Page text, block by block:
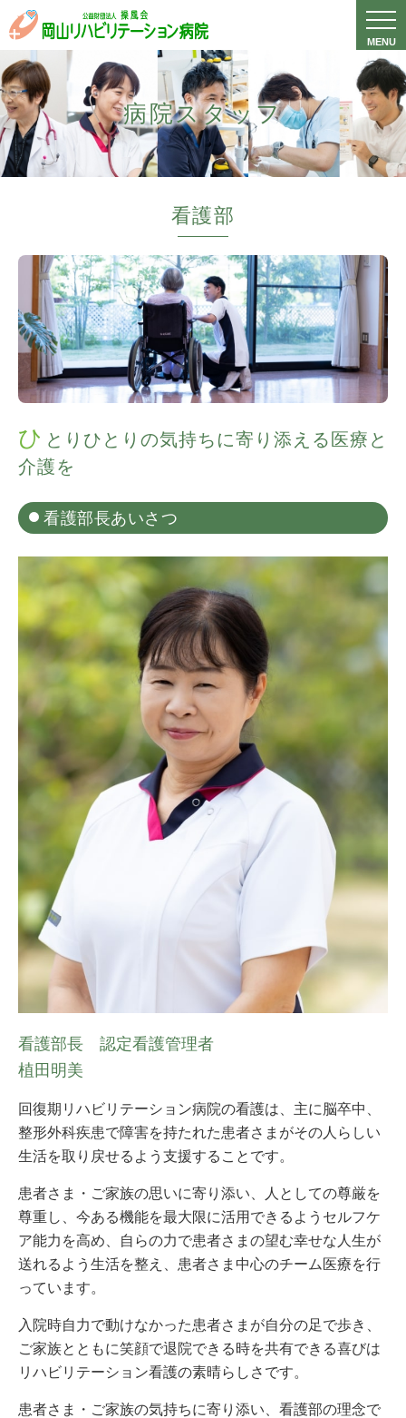
病院スタッフ
看護部
ひ とりひとりの気持ちに寄り添える医療と
介護を
看護部長あいさつ
看護部長 認定看護管理者
植田明美
回復期リハビリテーション病院の看護は、主に脳卒中、
整形外科疾患で障害を持たれた患者さまがその人らしい
生活を取り戻せるよう支援することです。
患者さま・ご家族の思いに寄り添い、人としての尊厳を
尊重し、今ある機能を最大限に活用できるようセルフケ
ア能力を高め、自らの力で患者さまの望む幸せな人生が
送れるよう生活を整え、患者さま中心のチーム医療を行
っています。
入院時自力で動けなかった患者さまが自分の足で歩き、
ご家族とともに笑顔で退院できる時を共有できる喜びは
リハビリテーション看護の素晴らしさです。
患者さま・ご家族の気持ちに寄り添い、看護部の理念で